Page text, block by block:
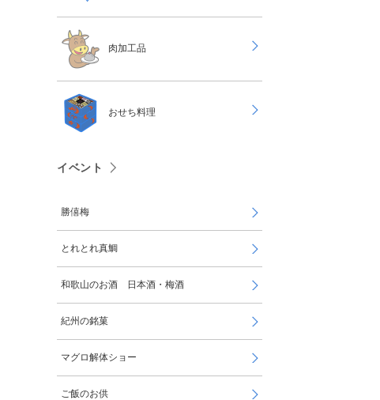
肉加工品
おせち料理
イベント
勝僖梅
とれとれ真鯛
和歌山のお酒 日本酒・梅酒
紀州の銘菓
マグロ解体ショー
ご飯のお供